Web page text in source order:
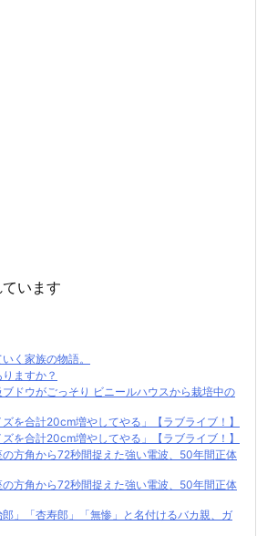
います
く家族の物語。
ますか？
ドウがごっそり ビニールハウスから栽培中の
を合計20cm増やしてやる」【ラブライブ！】
を合計20cm増やしてやる」【ラブライブ！】
方角から72秒間捉えた強い電波、50年間正体
方角から72秒間捉えた強い電波、50年間正体
郎」「杏寿郎」「無惨」と名付けるバカ親、ガ